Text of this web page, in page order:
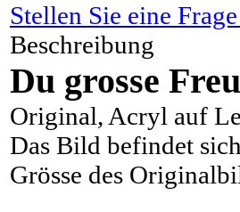
Stellen Sie eine
Beschreibung
Du grosse
Original, Acryl auf
Das Bild befindet
Grösse des